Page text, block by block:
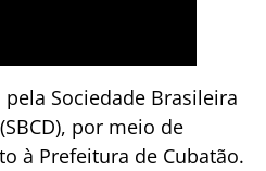
Sociedade Brasileira
por meio de
à Prefeitura de Cubatão.